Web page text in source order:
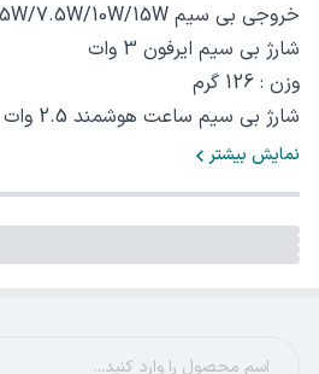
خروجی بی سیم 5W/7.5W/10W/15W‏
شارژ بی سیم ایرفون 3 وات
وزن : 126 گرم
شارژ بی سیم ساعت هوشمند 2.5 وات
نمایش بیشتر